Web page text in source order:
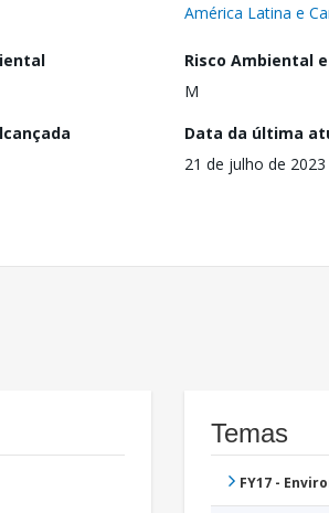
América Latina e
Risco Ambiental
M
Data da última
21 de julho de 2023
Temas
FY17 -